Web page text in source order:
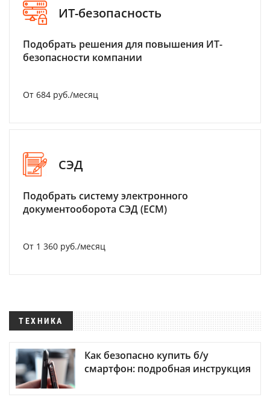
ИТ-безопасность
Подобрать решения для повышения ИТ-
безопасности компании
От 684 руб./месяц
СЭД
Подобрать систему электронного
документооборота СЭД (ECM)
От 1 360 руб./месяц
ТЕХНИКА
Как безопасно купить б/у
смартфон: подробная инструкция